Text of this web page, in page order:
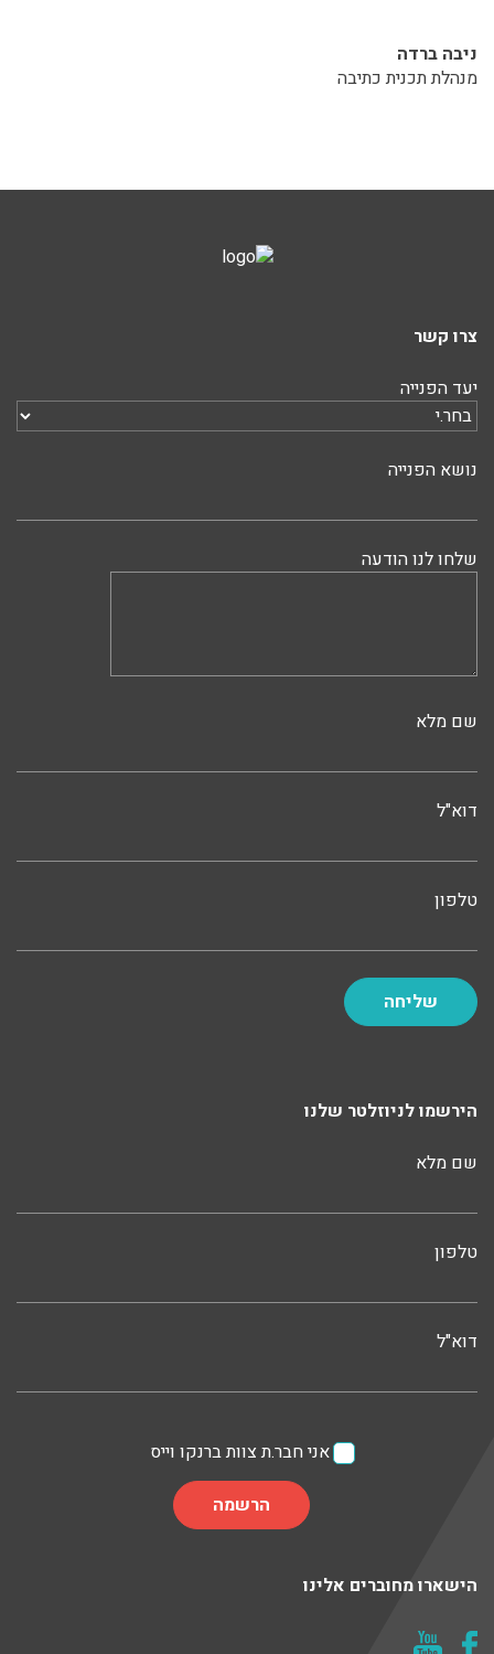
ניבה ברדה
מנהלת תכנית כתיבה
צרו קשר
יעד הפנייה
נושא הפנייה
שלחו לנו הודעה
שם מלא
דוא"ל
טלפון
הירשמו לניוזלטר שלנו
שם מלא
טלפון
דוא"ל
אני חבר.ת צוות ברנקו וייס
הישארו מחוברים אלינו